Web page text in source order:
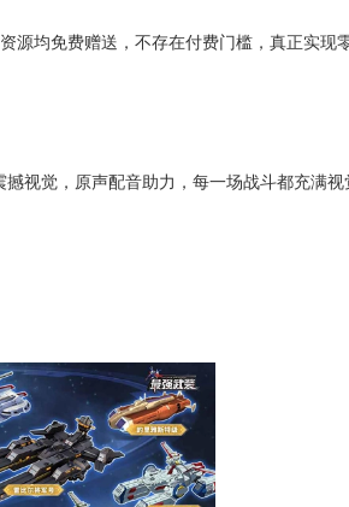
源均免费赠送，不存在付费门槛，真正实现
视觉，原声配音助力，每一场战斗都充满